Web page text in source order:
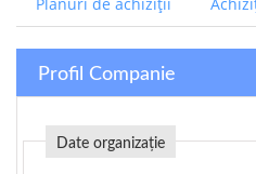
Profil Companie
Date organizație